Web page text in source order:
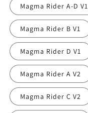
Magma Rider A-D V1
Magma Rider B V1
Magma Rider D V1
Magma Rider A V2
Magma Rider C V2